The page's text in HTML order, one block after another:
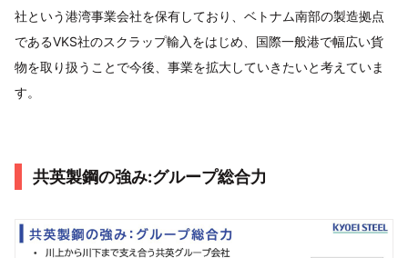
社という港湾事業会社を保有しており、ベトナム南部の製造拠点
であるVKS社のスクラップ輸入をはじめ、国際一般港で幅広い貨
物を取り扱うことで今後、事業を拡大していきたいと考えていま
す。
共英製鋼の強み:グループ総合力